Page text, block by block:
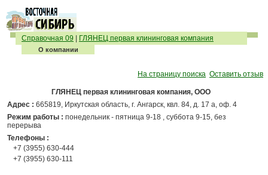
Справочная 09 ГЛЯНЕЦ первая клининговая компания
О компании
На страницу поиска Оставить отзыв
ГЛЯНЕЦ первая клининговая компания, ООО
Адрес : 665819, Иркутская область, г. Ангарск, квл. 84, д. 17 а, оф. 4
Режим работы : понедельник - пятница 9-18 , суббота 9-15, без
перерыва
Телефоны :
+7 (3955) 630-444
+7 (3955) 630-111